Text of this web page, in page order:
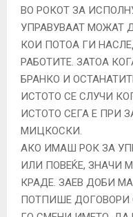
ВО РОКОТ ЗА
УПРАВУВААТ МОЖАТ
КОИ ПОТОА ГИ
РАБОТИТЕ. ЗАТОА
БРАНКО И
ИСТОТО СЕ СЛУЧИ
ИСТОТО СЕГА Е ПРИ
МИЦКОСКИ.
АКО ИМАШ РОК ЗА
ИЛИ ПОВЕЌЕ, ЗНАЧИ
КРАДЕ. ЗАЕВ ДОБИ
ПОТПИШЕ ДОГОВОРИ